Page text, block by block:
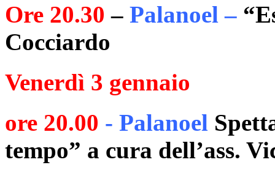
Ore 20.30 – Palanoel –
Cocciardo
Venerdì 3 gennaio
ore 20.00 - Palanoel
tempo” a cura dell’ass.